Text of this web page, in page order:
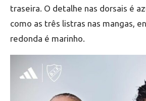
traseira. O detalhe nas dorsais é
como as três listras nas mangas,
redonda é marinho.